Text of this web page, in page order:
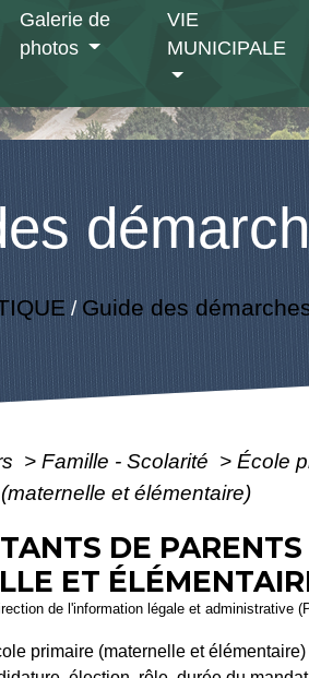
Galerie de
photos
VIE
MUNICIPALE
/ Guide des
> Famille - Scolarité > École
et élémentaire)
DE
ET
de l'information légale et administrative
primaire (maternelle et